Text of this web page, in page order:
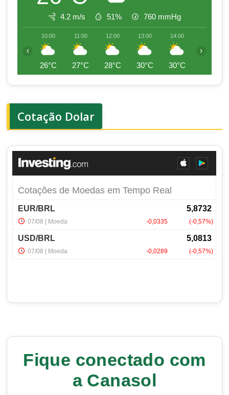
4.2 m/s 51% 760 mmHg
10:00
26°C
11:00
27°C
12:00
28°C
13:00
30°C
14:00
30°C
‹ ›
Cotação Dolar
Fique conectado com
a Canasol